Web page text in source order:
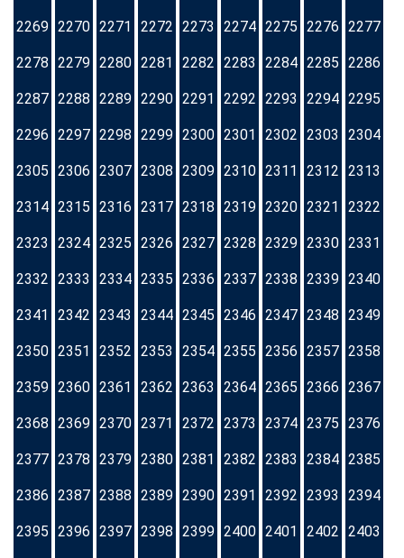
2269 2270 2271 2272 2273 2274 2275 2276 2277
2278 2279 2280 2281 2282 2283 2284 2285 2286
2287 2288 2289 2290 2291 2292 2293 2294 2295
2296 2297 2298 2299 2300 2301 2302 2303 2304
2305 2306 2307 2308 2309 2310 2311 2312 2313
2314 2315 2316 2317 2318 2319 2320 2321 2322
2323 2324 2325 2326 2327 2328 2329 2330 2331
2332 2333 2334 2335 2336 2337 2338 2339 2340
2341 2342 2343 2344 2345 2346 2347 2348 2349
2350 2351 2352 2353 2354 2355 2356 2357 2358
2359 2360 2361 2362 2363 2364 2365 2366 2367
2368 2369 2370 2371 2372 2373 2374 2375 2376
2377 2378 2379 2380 2381 2382 2383 2384 2385
2386 2387 2388 2389 2390 2391 2392 2393 2394
2395 2396 2397 2398 2399 2400 2401 2402 2403